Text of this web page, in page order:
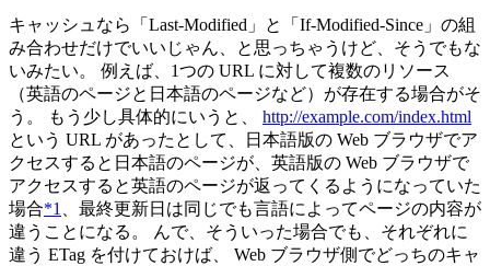
キャッシュなら「Last-Modified」と「If-Modified-Since」の組
み合わせだけでいいじゃん、と思っちゃうけど、そうでもな
いみたい。 例えば、1つの URL に対して複数のリソース
（英語のページと日本語のページなど）が存在する場合がそ
う。 もう少し具体的にいうと、 http://example.com/index.html
という URL があったとして、日本語版の Web ブラウザでア
クセスすると日本語のページが、英語版の Web ブラウザで
アクセスすると英語のページが返ってくるようになっていた
場合*1
、最終更新日は同じでも言語によってページの内容が
違うことになる。 んで、そういった場合でも、それぞれに
違う ETag を付けておけば、 Web ブラウザ側でどっちのキャ